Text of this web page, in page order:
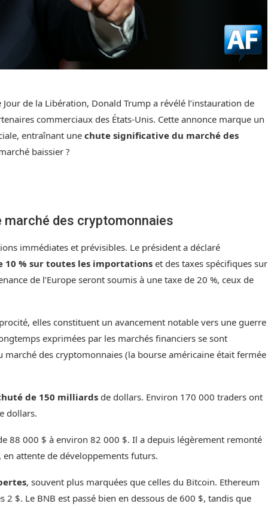
de la Libération, Donald Trump a révélé l’instauration de
commerciaux des États-Unis. Cette annonce marque un
entraînant une chute significative du marché des
baissier ?
des cryptomonnaies
immédiates et prévisibles. Le président a déclaré
10 % sur toutes les importations et des taxes spécifiques sur
de l’Europe seront soumis à une taxe de 20 %, ceux de
elles constituent un avancement notable vers une guerre
exprimées par les marchés financiers se sont
marché des cryptomonnaies (la bourse américaine était fermée
de 150 milliards de dollars. Environ 170 000 traders ont
dollars.
88 000 $ à environ 82 000 $. Il a depuis légèrement remonté
attente de développements futurs.
, souvent plus marquées que celles du Bitcoin. Ethereum
2 $. Le BNB est passé bien en dessous de 600 $, tandis que